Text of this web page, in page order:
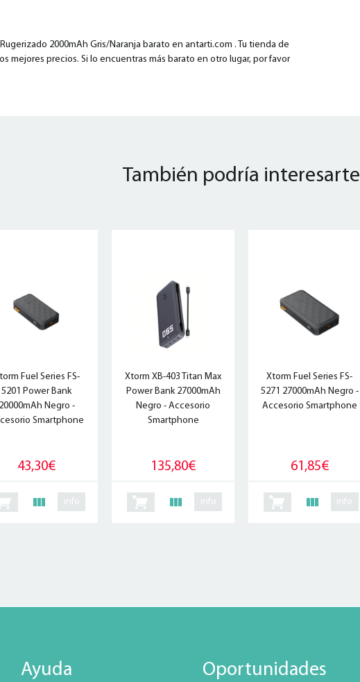
2000mAh Gris/Naranja barato en antarti.com . Tu tienda de
mejores precios. Si lo encuentras más barato en otro lugar, por favor
También podría interesarte
Fuel Series FS-
5201 Power Bank
20000mAh Negro -
Smartphone
43,30€
info
Xtorm XB-403 Titan Max
Power Bank 27000mAh
Negro - Accesorio
Smartphone
135,80€
info
Xtorm Fuel Series FS-
5271 27000mAh Negro -
Accesorio Smartphone
61,85€
info
Ayuda Oportunidades